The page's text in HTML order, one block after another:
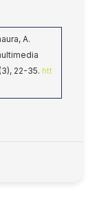
A.
22-35. htt